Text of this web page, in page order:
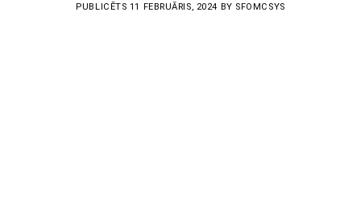
PUBLICĒTS 11 FEBRUĀRIS, 2024 BY SFOMCSYS